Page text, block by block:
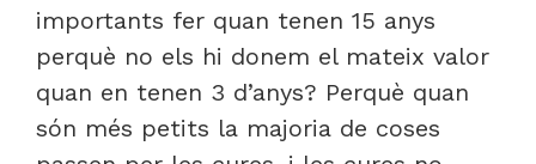
importants fer quan tenen 15 anys
perquè no els hi donem el mateix valor
quan en tenen 3 d’anys? Perquè quan
són més petits la majoria de coses